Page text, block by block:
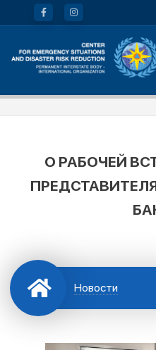
О РАБОЧЕЙ
Новости